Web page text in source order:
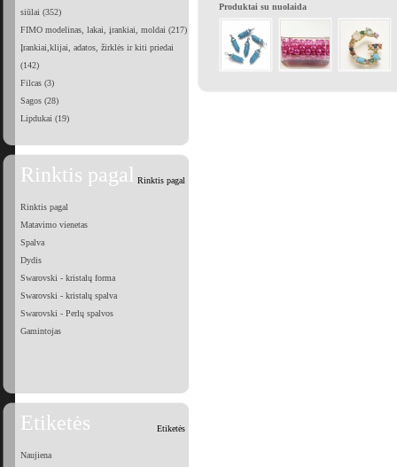
siūlai (352)
FIMO modelinas, lakai, įrankiai, moldai (217)
Įrankiai,klijai, adatos, žirklės ir kiti priedai
(142)
Filcas (3)
Sagos (28)
Lipdukai (19)
Rinktis pagal Rinktis pagal
Rinktis pagal
Matavimo vienetas
Spalva
Dydis
Swarovski - kristalų forma
Swarovski - kristalų spalva
Swarovski - Perlų spalvos
Gamintojas
Etiketės Etiketės
Naujiena
Produktai su nuolaida